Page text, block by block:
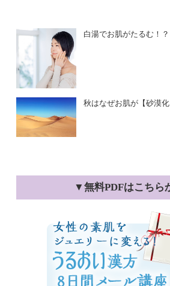
白湯でお肌がたるむ！？
秋はなぜお肌が【砂漠
▼無料PDFはこちら